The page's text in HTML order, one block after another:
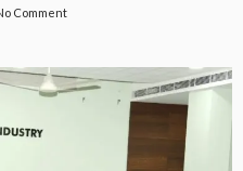
Comment